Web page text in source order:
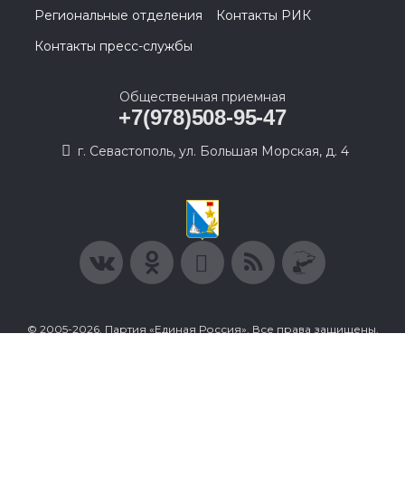
Региональные отделения
Контакты РИК
Контакты пресс-службы
Общественная приемная
+7(978)508-95-47
г. Севастополь, ул. Большая Морская, д. 4
© 2005-2026, Партия «Единая Россия». Все права защищены.